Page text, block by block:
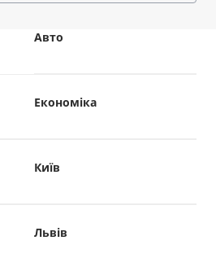
Авто
Економіка
Київ
Львів